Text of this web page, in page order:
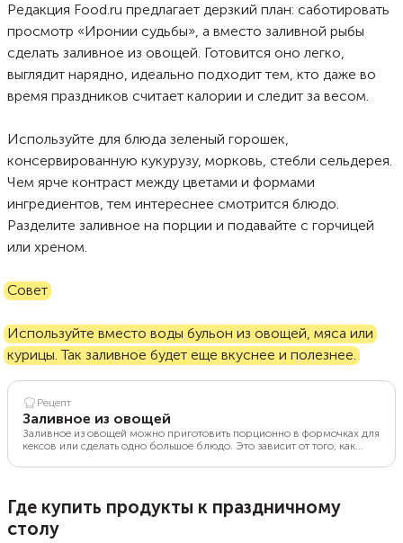
Редакция Food.ru предлагает дерзкий план: саботировать
просмотр «Иронии судьбы», а вместо заливной рыбы
сделать заливное из овощей. Готовится оно легко,
выглядит нарядно, идеально подходит тем, кто даже во
время праздников считает калории и следит за весом.
Используйте для блюда зеленый горошек,
консервированную кукурузу, морковь, стебли сельдерея.
Чем ярче контраст между цветами и формами
ингредиентов, тем интереснее смотрится блюдо.
Разделите заливное на порции и подавайте с горчицей
или хреном.
Совет
Используйте вместо воды бульон из овощей, мяса или
курицы. Так заливное будет еще вкуснее и полезнее.
Рецепт
Заливное из овощей
Заливное из овощей можно приготовить порционно в формочках для
кексов или сделать одно большое блюдо. Это зависит от того, как
хорошо подойдет и овощной, и куриный, и даже мясной бульон.
разнообразные. Главное, чтобы они уже были готовы к
прежде, чем заливать.
Где купить продукты к праздничному
столу